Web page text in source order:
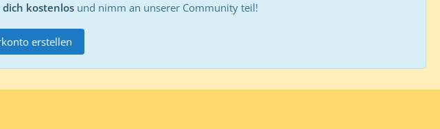
dich kostenlos und nimm an unserer Community teil!
erstellen